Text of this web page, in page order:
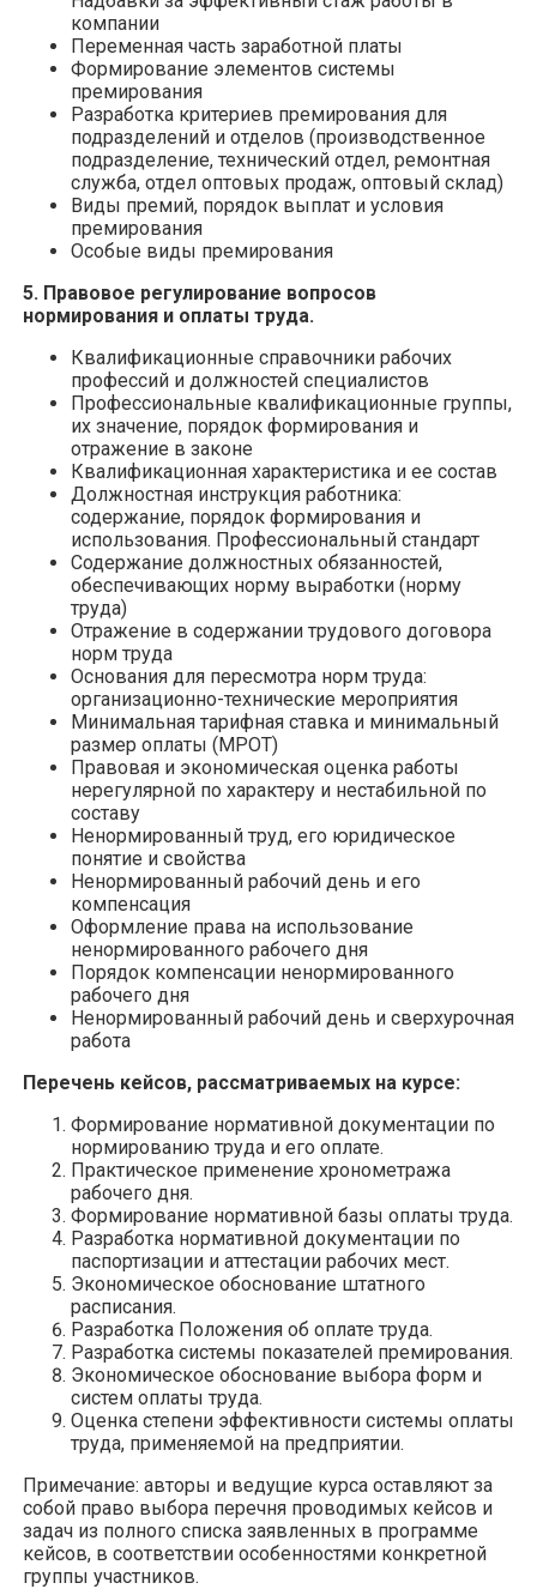
компании
Переменная часть заработной платы
Формирование элементов системы
премирования
Разработка критериев премирования для
подразделений и отделов (производственное
подразделение, технический отдел, ремонтная
служба, отдел оптовых продаж, оптовый склад)
Виды премий, порядок выплат и условия
премирования
Особые виды премирования
5. Правовое регулирование вопросов
нормирования и оплаты труда.
Квалификационные справочники рабочих
профессий и должностей специалистов
Профессиональные квалификационные группы,
их значение, порядок формирования и
отражение в законе
Квалификационная характеристика и ее состав
Должностная инструкция работника:
содержание, порядок формирования и
использования. Профессиональный стандарт
Содержание должностных обязанностей,
обеспечивающих норму выработки (норму
труда)
Отражение в содержании трудового договора
норм труда
Основания для пересмотра норм труда:
организационно-технические мероприятия
Минимальная тарифная ставка и минимальный
размер оплаты (МРОТ)
Правовая и экономическая оценка работы
нерегулярной по характеру и нестабильной по
составу
Ненормированный труд, его юридическое
понятие и свойства
Ненормированный рабочий день и его
компенсация
Оформление права на использование
ненормированного рабочего дня
Порядок компенсации ненормированного
рабочего дня
Ненормированный рабочий день и сверхурочная
работа
Перечень кейсов, рассматриваемых на курсе:
Формирование нормативной документации по
нормированию труда и его оплате.
Практическое применение хронометража
рабочего дня.
Формирование нормативной базы оплаты труда.
Разработка нормативной документации по
паспортизации и аттестации рабочих мест.
Экономическое обоснование штатного
расписания.
Разработка Положения об оплате труда.
Разработка системы показателей премирования.
Экономическое обоснование выбора форм и
систем оплаты труда.
Оценка степени эффективности системы оплаты
труда, применяемой на предприятии.
Примечание: авторы и ведущие курса оставляют за
собой право выбора перечня проводимых кейсов и
задач из полного списка заявленных в программе
кейсов, в соответствии особенностями конкретной
группы участников.